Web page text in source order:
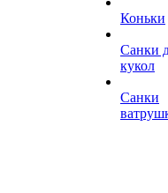
Коньки
Санки
кукол
Санки